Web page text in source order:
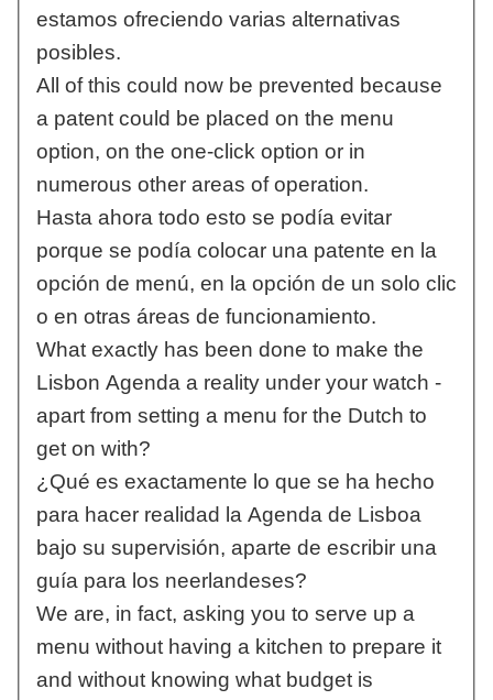
estamos ofreciendo varias alternativas
posibles.
All of this could now be prevented because
a patent could be placed on the menu
option, on the one-click option or in
numerous other areas of operation.
Hasta ahora todo esto se podía evitar
porque se podía colocar una patente en la
opción de menú, en la opción de un solo clic
o en otras áreas de funcionamiento.
What exactly has been done to make the
Lisbon Agenda a reality under your watch -
apart from setting a menu for the Dutch to
get on with?
¿Qué es exactamente lo que se ha hecho
para hacer realidad la Agenda de Lisboa
bajo su supervisión, aparte de escribir una
guía para los neerlandeses?
We are, in fact, asking you to serve up a
menu without having a kitchen to prepare it
and without knowing what budget is